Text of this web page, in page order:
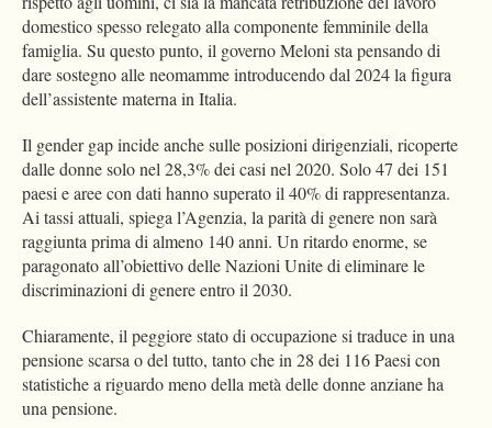
domestico spesso relegato alla componente femminile della
famiglia. Su questo punto, il governo Meloni sta pensando di
dare sostegno alle neomamme introducendo dal 2024 la figura
dell’assistente materna in Italia.
Il gender gap incide anche sulle posizioni dirigenziali, ricoperte
dalle donne solo nel 28,3% dei casi nel 2020. Solo 47 dei 151
paesi e aree con dati hanno superato il 40% di rappresentanza.
Ai tassi attuali, spiega l’Agenzia, la parità di genere non sarà
raggiunta prima di almeno 140 anni. Un ritardo enorme, se
paragonato all’obiettivo delle Nazioni Unite di eliminare le
discriminazioni di genere entro il 2030.
Chiaramente, il peggiore stato di occupazione si traduce in una
pensione scarsa o del tutto, tanto che in 28 dei 116 Paesi con
statistiche a riguardo meno della metà delle donne anziane ha
una pensione.